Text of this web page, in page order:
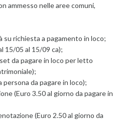
ammesso nelle aree comuni,
su richiesta a pagamento in loco;
15/05 al 15/09 ca);
da pagare in loco per letto
da pagare in loco);
(Euro 3.50 al giorno da pagare in
(Euro 2.50 al giorno da